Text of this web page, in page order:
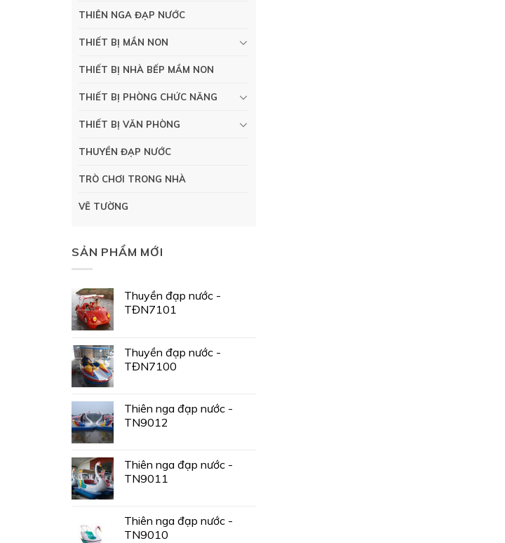
THIÊN NGA ĐẠP NƯỚC
THIẾT BỊ MẦN NON
THIẾT BỊ NHÀ BẾP MẦM NON
THIẾT BỊ PHÒNG CHỨC NĂNG
THIẾT BỊ VĂN PHÒNG
THUYỀN ĐẠP NƯỚC
TRÒ CHƠI TRONG NHÀ
VẼ TƯỜNG
SẢN PHẨM MỚI
Thuyền đạp nước -
TĐN7101
Thuyền đạp nước -
TĐN7100
Thiên nga đạp nước -
TN9012
Thiên nga đạp nước -
TN9011
Thiên nga đạp nước -
TN9010